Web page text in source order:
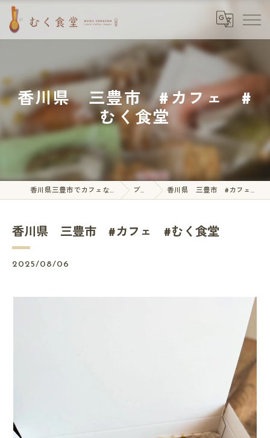
香川県 三豊市 #カフェ #
むく食堂
香川県三豊市でカフェならむく食堂 ブログ 香川県 三豊市 #カフェ #むく食堂
香川県 三豊市 #カフェ #むく食堂
2025/08/06